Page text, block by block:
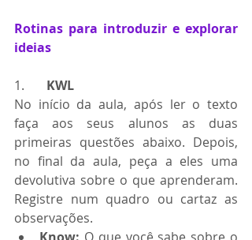
Rotinas para introduzir e explorar
ideias
1. KWL
No início da aula, após ler o texto
faça aos seus alunos as duas
primeiras questões abaixo. Depois,
no final da aula, peça a eles uma
devolutiva sobre o que aprenderam.
Registre num quadro ou cartaz as
observações.
Know: O que você sabe sobre o